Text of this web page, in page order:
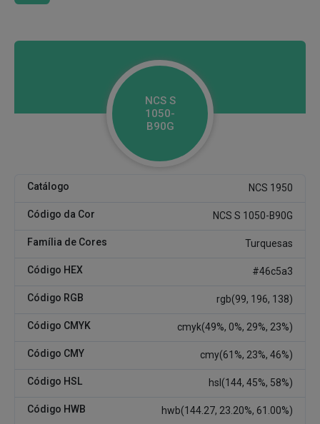
NCS S
1050-
B90G
Catálogo NCS 1950
Código da Cor NCS S 1050-B90G
Família de Cores Turquesas
Código HEX #46c5a3
Código RGB rgb(99, 196, 138)
Código CMYK cmyk(49%, 0%, 29%, 23%)
Código CMY cmy(61%, 23%, 46%)
Código HSL hsl(144, 45%, 58%)
Código HWB hwb(144.27, 23.20%, 61.00%)